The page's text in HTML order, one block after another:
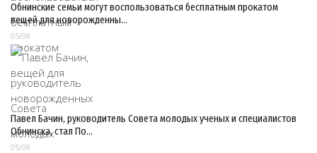
Обнинские семьи могут воспользоваться бесплатным прокатом
вещей для новорожденны…
05/08
Павел Бачин, руководитель Совета молодых ученых и специалистов
Обнинска, стал По…
05/08